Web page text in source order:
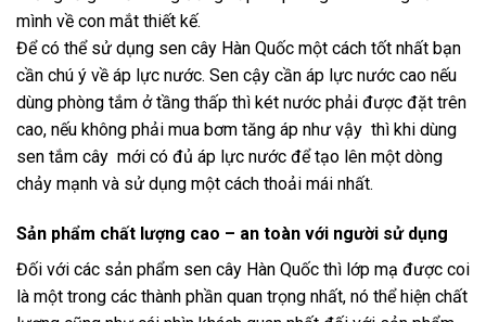
mình về con mắt thiết kế.
Để có thể sử dụng sen cây Hàn Quốc một cách tốt nhất bạn
cần chú ý về áp lực nước. Sen cậy cần áp lực nước cao nếu
dùng phòng tắm ở tầng thấp thì két nước phải được đặt trên
cao, nếu không phải mua bơm tăng áp như vậy thì khi dùng
sen tắm cây mới có đủ áp lực nước để tạo lên một dòng
chảy mạnh và sử dụng một cách thoải mái nhất.
Sản phẩm chất lượng cao – an toàn với người sử dụng
Đối với các sản phẩm sen cây Hàn Quốc thì lớp mạ được coi
là một trong các thành phần quan trọng nhất, nó thể hiện chất